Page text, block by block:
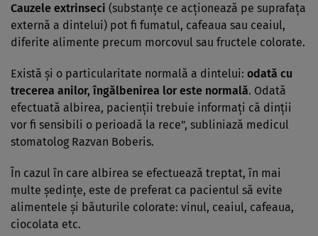
Cauzele extrinseci (substanţe ce acţionează pe suprafaţa
externă a dintelui) pot fi fumatul, cafeaua sau ceaiul,
diferite alimente precum morcovul sau fructele colorate.
Există şi o particularitate normală a dintelui: odată cu
trecerea anilor, îngălbenirea lor este normală. Odată
efectuată albirea, pacienţii trebuie informaţi că dinţii
vor fi sensibili o perioadă la rece”, subliniază medicul
stomatolog Razvan Boberis.
În cazul în care albirea se efectuează treptat, în mai
multe şedinţe, este de preferat ca pacientul să evite
alimentele şi băuturile colorate: vinul, ceaiul, cafeaua,
ciocolata etc.